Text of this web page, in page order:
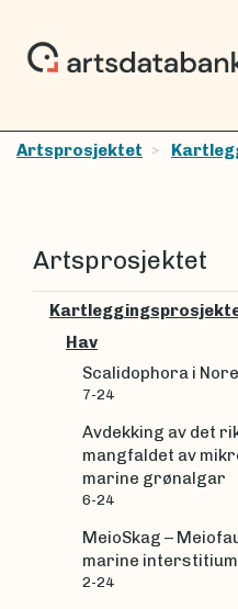
Artsprosjektet
Artsprosjektet
Hav
Scalidophora i
7-24
Avdekking av det
mangfaldet av
marine grønalgar
6-24
MeioSkag –
marine
2-24